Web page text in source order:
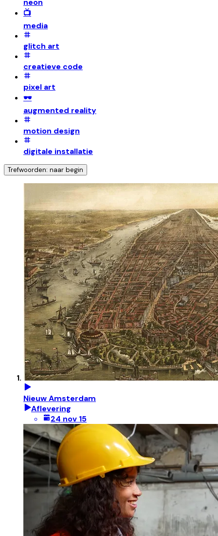
📺
media
glitch art
creatieve code
pixel art
🕶️
augmented reality
motion design
digitale installatie
Trefwoorden: naar begin
Nieuw Amsterdam
Aflevering
24 nov 15